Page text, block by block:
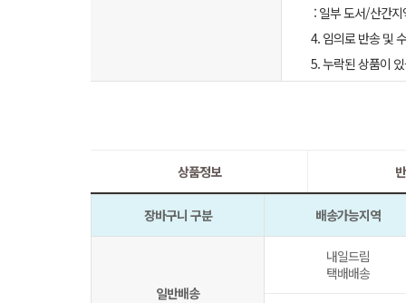
: 일부 도서/산간
4. 임의로 반송 및
5. 누락된 상품이
상품정보
장바구니 구분 배송가능지역
일반배송
내일드림
택배배송